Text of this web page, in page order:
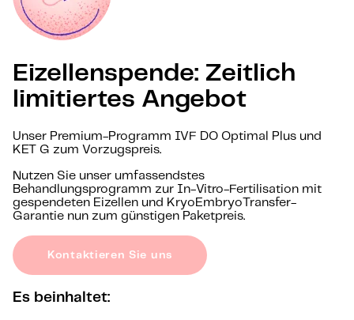
Eizellenspende: Zeitlich
limitiertes Angebot
Unser Premium-Programm IVF DO Optimal Plus und
KET G zum Vorzugspreis.
Nutzen Sie unser umfassendstes
Behandlungsprogramm zur In-Vitro-Fertilisation mit
gespendeten Eizellen und KryoEmbryoTransfer-
Garantie nun zum günstigen Paketpreis.
Kontaktieren Sie uns
Es beinhaltet: